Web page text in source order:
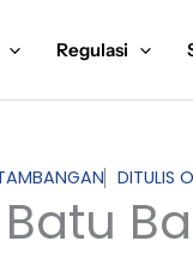
Regulasi
DITULIS